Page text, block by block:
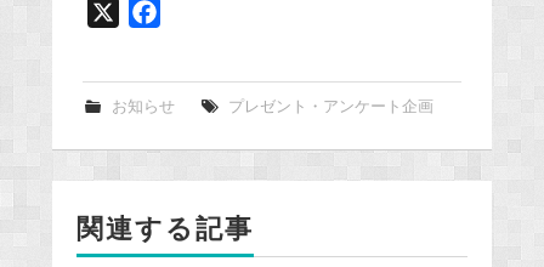
e
k
お知らせ プレゼント・アンケート企画
関連する記事